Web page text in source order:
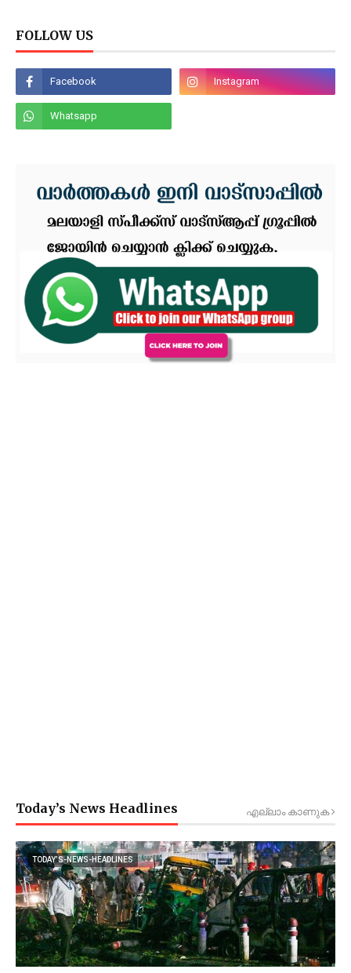
FOLLOW US
Today’s News Headlines എല്ലാം കാണുക
TODAY’S-NEWS-HEADLINES